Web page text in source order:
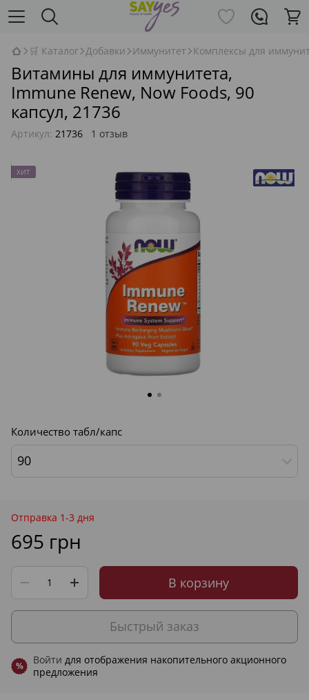
🛒 Каталог Добавки Иммунитет Комплексы для
Витамины для иммунитета,
Immune Renew, Now Foods, 90
капсул, 21736
Артикул: 21736 1 отзыв
ХИТ
Количество табл/капс
90
Отправка 1-3 дня
695 грн
В корзину
Быстрый заказ
% Войти для отображения накопительного акционного
предложения